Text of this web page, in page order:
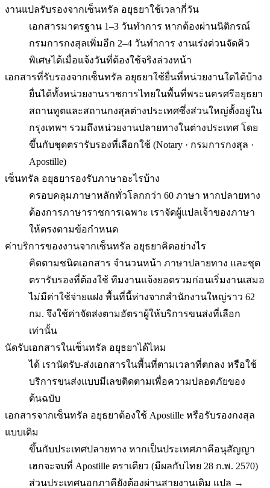
งานแปลรับรองจากเซ็นทรัล อยุธยาใช้เวลากี่วัน
เอกสารมาตรฐาน 1–3 วันทำการ หากต้องผ่านนิติกรณ์
กรมการกงสุลเพิ่มอีก 2–4 วันทำการ งานเร่งด่วนจัดคิว
พิเศษได้เมื่อแจ้งวันที่ต้องใช้จริงล่วงหน้า
เอกสารที่รับรองจากเซ็นทรัล อยุธยาใช้ยื่นที่หน่วยงานใดได้บ้าง
ยื่นได้ทั้งหน่วยงานราชการไทยในพื้นที่พระนครศรีอยุธยา
สถานทูตและสถานกงสุลต่างประเทศซึ่งส่วนใหญ่ตั้งอยู่ใน
กรุงเทพฯ รวมถึงหน่วยงานปลายทางในต่างประเทศ โดย
ขึ้นกับชุดตรารับรองที่เลือกใช้ (Notary · กรมการกงสุล ·
Apostille)
เซ็นทรัล อยุธยารองรับภาษาอะไรบ้าง
ครอบคลุมภาษาหลักทั่วโลกกว่า 60 ภาษา หากปลายทาง
ต้องการภาษาราชการเฉพาะ เราจัดผู้แปลเจ้าของภาษา
ให้ตรงตามข้อกำหนด
ค่าบริการของงานจากเซ็นทรัล อยุธยาคิดอย่างไร
คิดตามชนิดเอกสาร จำนวนหน้า ภาษาปลายทาง และชุด
ตรารับรองที่ต้องใช้ ทีมงานแจ้งยอดรวมก่อนเริ่มงานเสมอ
ไม่มีค่าใช้จ่ายแฝง พื้นที่นี้ห่างจากสำนักงานใหญ่ราว 62
กม. จึงใช้ค่าจัดส่งตามอัตราผู้ให้บริการขนส่งที่เลือก
เท่านั้น
นัดรับเอกสารในเซ็นทรัล อยุธยาได้ไหม
ได้ เรานัดรับ-ส่งเอกสารในพื้นที่ตามเวลาที่ตกลง หรือใช้
บริการขนส่งแบบมีเลขติดตามเพื่อความปลอดภัยของ
ต้นฉบับ
เอกสารจากเซ็นทรัล อยุธยาต้องใช้ Apostille หรือรับรองกงสุล
แบบเดิม
ขึ้นกับประเทศปลายทาง หากเป็นประเทศภาคีอนุสัญญา
เฮกจะจบที่ Apostille ตราเดียว (มีผลกับไทย 28 ก.พ. 2570)
ส่วนประเทศนอกภาคียังต้องผ่านสายงานเดิม แปล →